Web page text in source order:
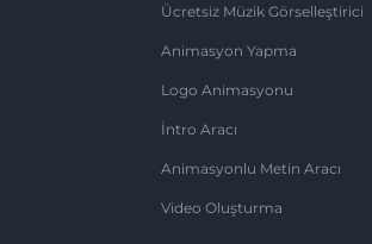
Ücretsiz Müzik Görselleştirici
Animasyon Yapma
Logo Animasyonu
İntro Aracı
Animasyonlu Metin Aracı
Video Oluşturma